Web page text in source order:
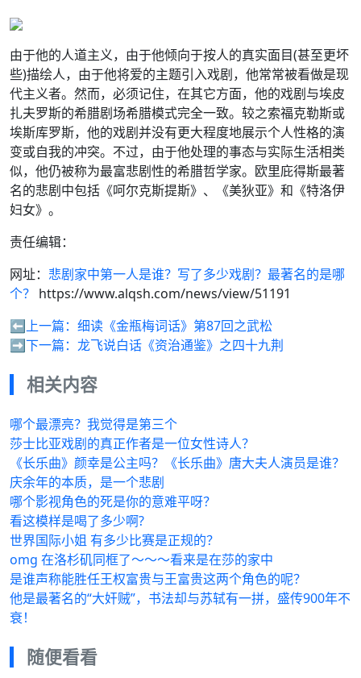
由于他的人道主义，由于他倾向于按人的真实面目(甚至更坏
些)描绘人，由于他将爱的主题引入戏剧，他常常被看做是现
代主义者。然而，必须记住，在其它方面，他的戏剧与埃皮
扎夫罗斯的希腊剧场希腊模式完全一致。较之索福克勒斯或
埃斯库罗斯，他的戏剧并没有更大程度地展示个人性格的演
变或自我的冲突。不过，由于他处理的事态与实际生活相类
似，他仍被称为最富悲剧性的希腊哲学家。欧里庇得斯最著
名的悲剧中包括《呵尔克斯提斯》、《美狄亚》和《特洛伊
妇女》。
责任编辑：
网址： 悲剧家中第一人是谁？写了多少戏剧？最著名的是哪
个？ https://www.alqsh.com/news/view/51191
⬅️上一篇： 细读《金瓶梅词话》第87回之武松
➡️下一篇： 龙飞说白话《资治通鉴》之四十九荆
相关内容
哪个最漂亮？我觉得是第三个
莎士比亚戏剧的真正作者是一位女性诗人？
《长乐曲》颜幸是公主吗？《长乐曲》唐大夫人演员是谁？
庆余年的本质，是一个悲剧
哪个影视角色的死是你的意难平呀？
看这模样是喝了多少啊?
世界国际小姐 有多少比赛是正规的？
omg 在洛杉矶同框了～～～看来是在莎的家中
是谁声称能胜任王权富贵与王富贵这两个角色的呢？
他是最著名的“大奸贼”，书法却与苏轼有一拼，盛传900年不
衰！
随便看看